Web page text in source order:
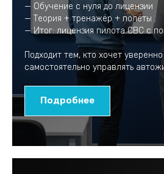
— Обучение с нуля до лицензии
— Теория + тренажёр + полёты
— Итог: лицензия пилота СВС с
Подходит тем, кто хочет
самостоятельно управлять
Подробнее